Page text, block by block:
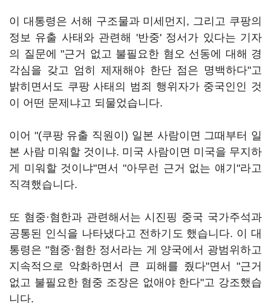
이 대통령은 서해 구조물과 미세먼지, 그리고 쿠팡의
정보 유출 사태와 관련해 '반중' 정서가 있다는 기자
의 질문에 "근거 없고 불필요한 혐오 선동에 대해 경
각심을 갖고 엄히 제재해야 한단 점은 명백하다"고
밝히면서도 쿠팡 사태의 범죄 행위자가 중국인인 것
이 어떤 문제냐고 되물었습니다.
이어 "(쿠팡 유출 직원이) 일본 사람이면 그때부터 일
본 사람 미워할 것이냐. 미국 사람이면 미국을 무지하
게 미워할 것이냐"면서 "아무런 근거 없는 얘기"라고
직격했습니다.
또 혐중·혐한과 관련해서는 시진핑 중국 국가주석과
공통된 인식을 나타냈다고 전하기도 했습니다. 이 대
통령은 "혐중·혐한 정서라는 게 양국에서 광범위하고
지속적으로 악화하면서 큰 피해를 줬다"면서 "근거
없고 불필요한 혐중 조장은 없애야 한다"고 강조했습
니다.